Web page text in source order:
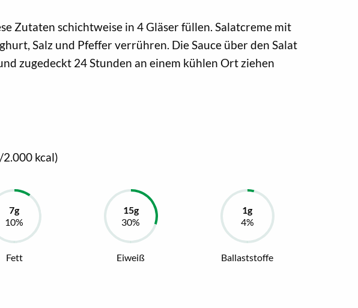
Zutaten schichtweise in 4 Gläser füllen. Salatcreme mit
Salz und Pfeffer verrühren. Die Sauce über den Salat
zugedeckt 24 Stunden an einem kühlen Ort ziehen
kcal)
Fett Eiweiß Ballaststoffe